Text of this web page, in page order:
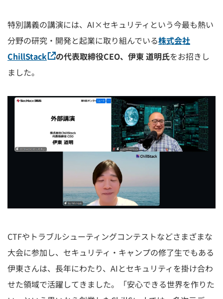
特別講義の講演には、AI×セキュリティという今最も熱い
分野の研究・開発と起業に取り組んでいる株式会社
ChillStack
の代表取締役CEO、伊東 道明氏をお招きし
ました。
CTFやトラブルシューティングコンテストなどさまざまな
大会に参加し、セキュリティ・キャンプの修了生でもある
伊東さんは、長年にわたり、AIとセキュリティを掛け合わ
せた領域で活躍してきました。「安心できる世界を作りた